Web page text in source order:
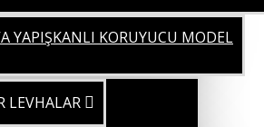
YAPIŞKANLI KORUYUCU MODEL
LEVHALAR